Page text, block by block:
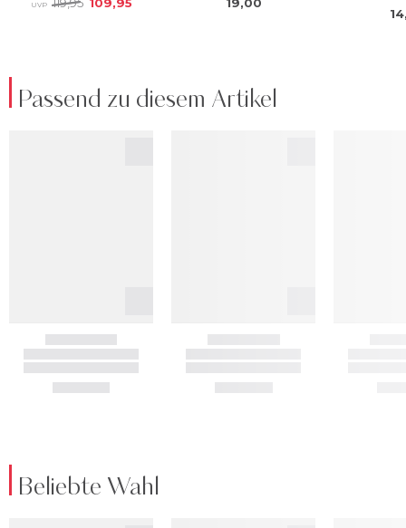
Passend zu diesem Artikel
Beliebte Wahl